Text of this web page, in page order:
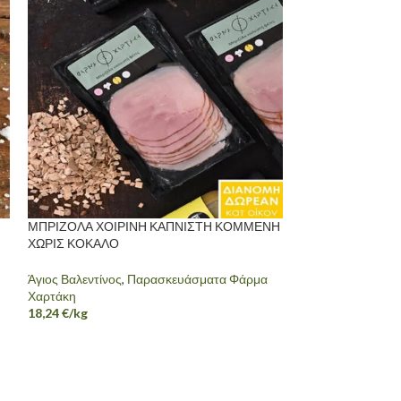
ΜΠΡΙΖΟΛΑ ΧΟΙΡΙΝΗ ΚΑΠΝΙΣΤΗ ΚΟΜΜΕΝΗ
ΧΩΡΙΣ ΚΟΚΑΛΟ
Άγιος Βαλεντίνος, Παρασκευάσματα Φάρμα
Χαρτάκη
18,24€/kg